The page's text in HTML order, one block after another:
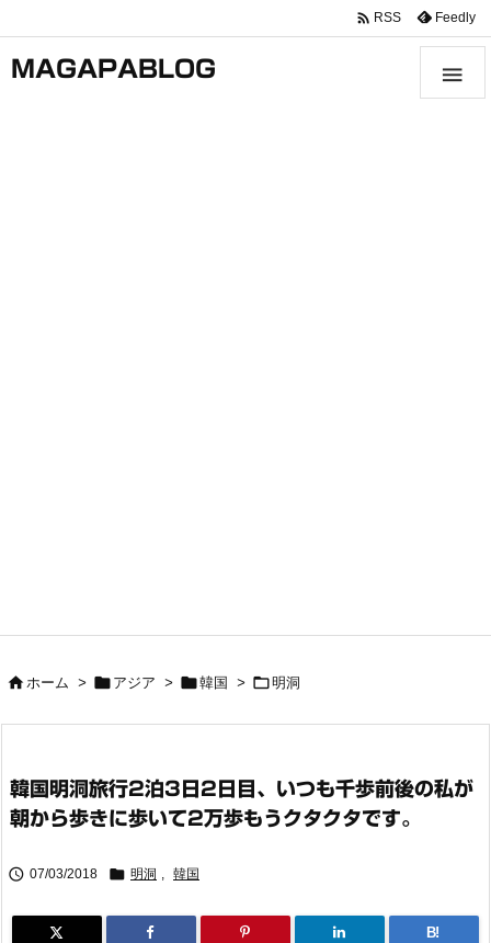
MAGAPABLOG 
 RSS Feedly
ホーム >  アジア > 韓国 > 明洞
韓国明洞旅行2泊3日2日目、いつも千歩前後の私が
朝から歩きに歩いて2万歩もうクタクタです。
 07/03/2018  明洞 , 韓国
B!